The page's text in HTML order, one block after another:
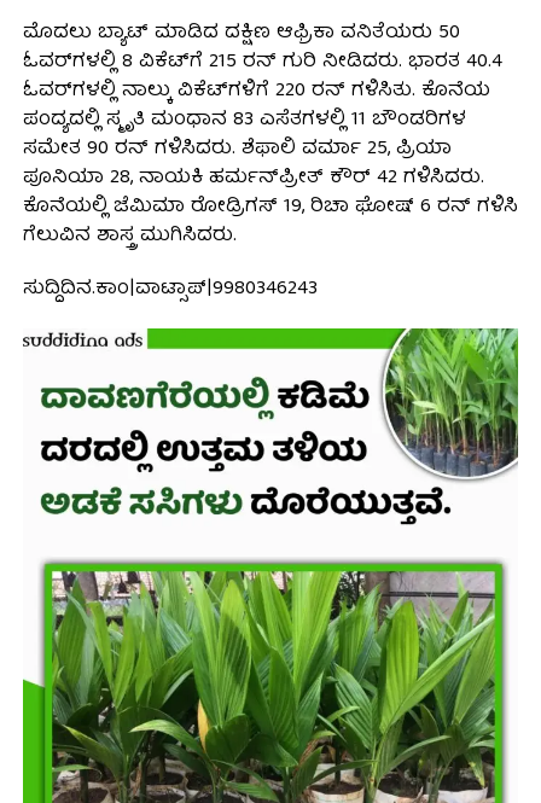
ಮೊದಲು ಬ್ಯಾಟ್ ಮಾಡಿದ ದಕ್ಷಿಣ ಆಫ್ರಿಕಾ ವನಿತೆಯರು 50
ಓವರ್‌ಗಳಲ್ಲಿ 8 ವಿಕೆಟ್‌ಗೆ 215 ರನ್ ಗುರಿ ನೀಡಿದರು. ಭಾರತ 40.4
ಓವರ್‌ಗಳಲ್ಲಿ ನಾಲ್ಕು ವಿಕೆಟ್‌ಗಳಿಗೆ 220 ರನ್ ಗಳಿಸಿತು. ಕೊನೆಯ
ಪಂದ್ಯದಲ್ಲಿ ಸ್ಮೃತಿ ಮಂಧಾನ 83 ಎಸೆತಗಳಲ್ಲಿ 11 ಬೌಂಡರಿಗಳ
ಸಮೇತ 90 ರನ್ ಗಳಿಸಿದರು. ಶೆಫಾಲಿ ವರ್ಮಾ 25, ಪ್ರಿಯಾ
ಪೂನಿಯಾ 28, ನಾಯಕಿ ಹರ್ಮನ್‌ಪ್ರೀತ್ ಕೌರ್ 42 ಗಳಿಸಿದರು.
ಕೊನೆಯಲ್ಲಿ ಜೆಮಿಮಾ ರೋಡ್ರಿಗಸ್ 19, ರಿಚಾ ಘೋಷ್ 6 ರನ್ ಗಳಿಸಿ
ಗೆಲುವಿನ ಶಾಸ್ತ್ರ ಮುಗಿಸಿದರು.
ಸುದ್ದಿದಿನ.ಕಾಂ|ವಾಟ್ಸಾಪ್|9980346243